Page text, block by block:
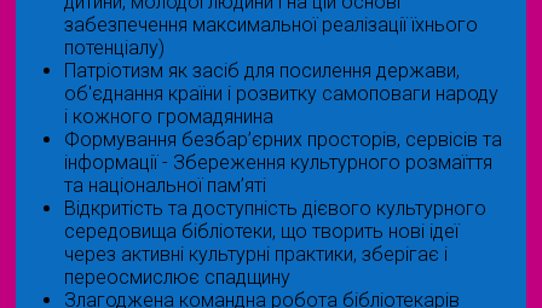
забезпечення максимальної реалізації їхнього
потенціалу)
Патріотизм як засіб для посилення держави,
об'єднання країни і розвитку самоповаги народу
і кожного громадянина
Формування безбар’єрних просторів, сервісів та
інформації - Збереження культурного розмаїття
та національної пам’яті
Відкритість та доступність дієвого культурного
середовища бібліотеки, що творить нові ідеї
через активні культурні практики, зберігає і
переосмислює спадщину
Злагоджена командна робота бібліотекарів